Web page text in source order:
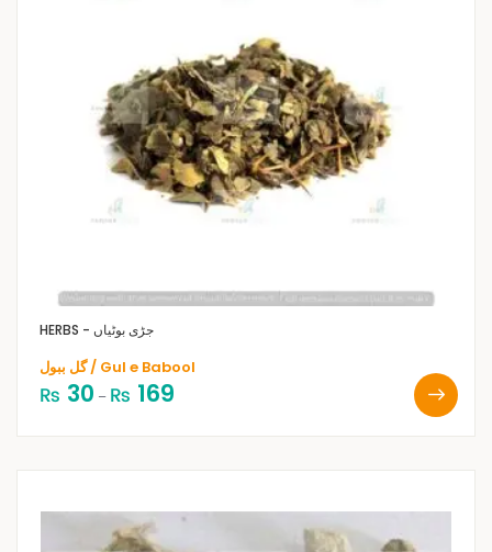
HERBS - جڑی بوٹیاں
گل ببول / Gul e Babool
₨ 30 – ₨ 169